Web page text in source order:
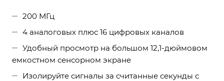
200 МГц
4 аналоговых плюс 16 цифровых каналов
Удобный просмотр на большом 12,1-дюймовом
емкостном сенсорном экране
Изолируйте сигналы за считанные секунды с